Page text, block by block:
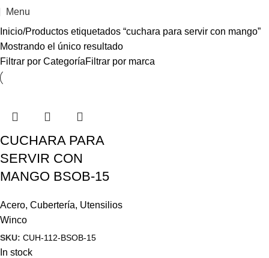
Menu
Inicio Productos etiquetados “cuchara para servir con mango”
Mostrando el único resultado
Filtrar por CategoríaFiltrar por marca
CUCHARA PARA
SERVIR CON
MANGO BSOB-15
Acero, Cubertería, Utensilios
Winco
SKU: CUH-112-BSOB-15
In stock